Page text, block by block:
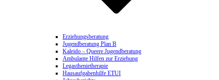
Erziehungsberatung
Jugendberatung Plan B
Kaleido – Queere Jugendberatung
Ambulante Hilfen zur Erziehung
Legasthenietherapie
Hausaufgabenhilfe ETUI